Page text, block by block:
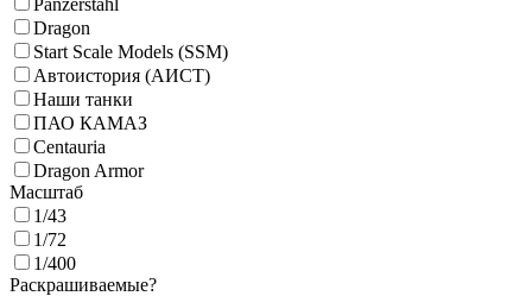
Dragon
Start Scale Models (SSM)
Автоистория (АИСТ)
Наши танки
ПАО КАМАЗ
Centauria
Dragon Armor
Масштаб
1/43
1/72
1/400
Раскрашиваемые?